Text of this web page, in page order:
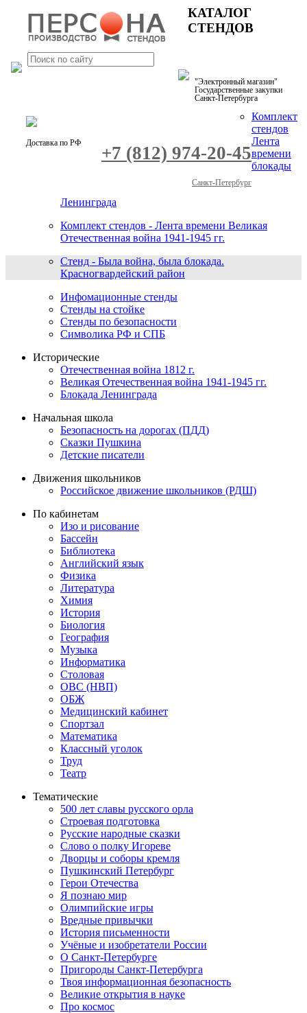
"Электронный магазин"
Государственные закупки
Санкт-Петербурга
Доставка по РФ +7 (812) 974-20-45
Санкт-Петербург
КАТАЛОГ
СТЕНДОВ
Комплект
стендов
Лента
времени
блокады
Ленинграда
Комплект стендов - Лента времени Великая
Отечественная война 1941-1945 гг.
Стенд - Была война, была блокада.
Красногвардейский район
Инфомационные стенды
Стенды на стойке
Стенды по безопасности
Символика РФ и СПБ
Исторические
Отечественная война 1812 г.
Великая Отечественная война 1941-1945 гг.
Блокада Ленинграда
Начальная школа
Безопасность на дорогах (ПДД)
Сказки Пушкина
Детские писатели
Движения школьников
Российское движение школьников (РДШ)
По кабинетам
Изо и рисование
Бассейн
Библиотека
Английский язык
Физика
Литература
Химия
История
Биология
География
Музыка
Информатика
Столовая
ОВС (НВП)
ОБЖ
Медицинский кабинет
Спортзал
Математика
Классный уголок
Труд
Театр
Тематические
500 лет славы русского орла
Строевая подготовка
Русские народные сказки
Слово о полку Игореве
Дворцы и соборы кремля
Пушкинский Петербург
Герои Отечества
Я познаю мир
Олимпийские игры
Вредные привычки
История письменности
Учёные и изобретатели России
О Санкт-Петербурге
Пригороды Санкт-Петербурга
Твоя информационная безопасность
Великие открытия в науке
Про космос